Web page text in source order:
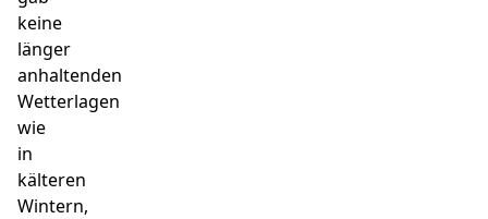
keine
länger
anhaltenden
Wetterlagen
wie
in
kälteren
Wintern,